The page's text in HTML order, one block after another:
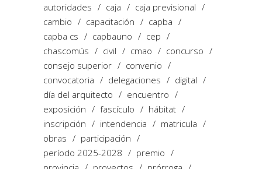
autoridades
caja
caja previsional
cambio
capacitación
capba
capba cs
capbauno
cep
chascomús
civil cmao
concurso
consejo superior
convenio
convocatoria
delegaciones
digital
día del arquitecto
encuentro
exposición
fascículo
hábitat
inscripción
intendencia
matricula
obras
participación
período 2025-2028
premio